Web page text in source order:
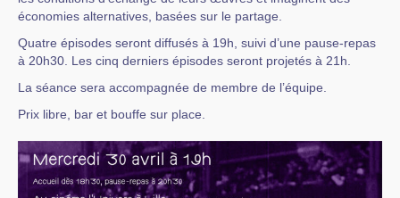
économies alternatives, basées sur le partage.
Quatre épisodes seront diffusés à 19h, suivi d’une pause-repas
à 20h30. Les cinq derniers épisodes seront projetés à 21h.
La séance sera accompagnée de membre de l’équipe.
Prix libre, bar et bouffe sur place.